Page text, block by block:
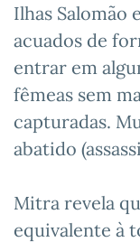
Ilhas Salomão
acuados de
entrar em
fêmeas sem
capturadas.
abatido
Mitra revela
equivalente à